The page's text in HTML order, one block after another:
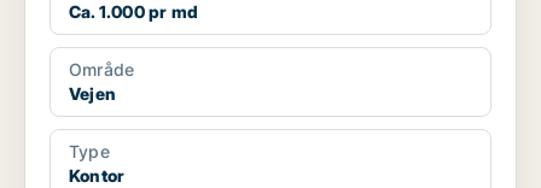
Ca. 1.000 pr md
Område
Vejen
Type
Kontor